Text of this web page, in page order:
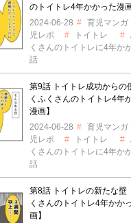
のトイトレ4年かかった漫画
2024-06-28
育児マンガ
児レポ
トイトレ
くさんのトイトレに4年か
話
第9話 トイトレ成功からの
くふくさんのトイトレ4年
漫画】
2024-06-28
育児マンガ
児レポ
トイトレ
くさんのトイトレに4年か
話
第8話 トイトレの新たな壁
くさんのトイトレ4年かか
画】